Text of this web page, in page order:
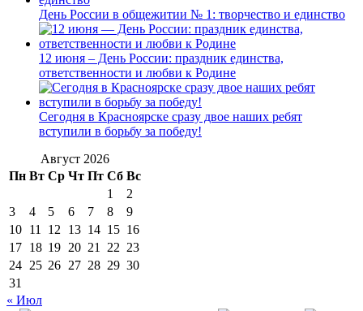
День России в общежитии № 1: творчество и единство
12 июня – День России: праздник единства,
ответственности и любви к Родине
Сегодня в Красноярске сразу двое наших ребят
вступили в борьбу за победу!
Август 2026
Пн Вт Ср Чт Пт Сб Вс
1
2
3
4 5 6 7 8
9
10 11 12 13 14 15 16
17 18 19 20 21 22 23
24 25 26 27 28 29 30
31
« Июл